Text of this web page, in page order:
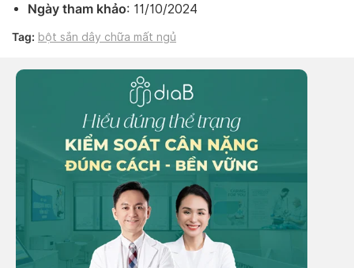
Ngày tham khảo: 11/10/2024
Tag: bột sắn dây chữa mất ngủ